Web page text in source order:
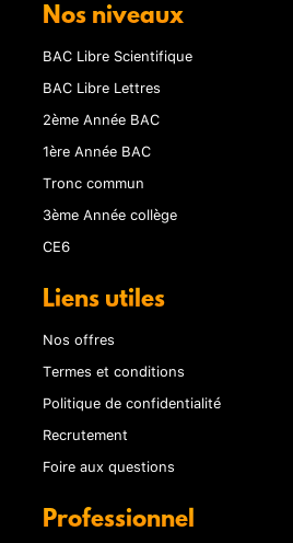
Nos niveaux
BAC Libre Scientifique
BAC Libre Lettres
2ème Année BAC
1ère Année BAC
Tronc commun
3ème Année collège
CE6
Liens utiles
Nos offres
Termes et conditions
Politique de confidentialité
Recrutement
Foire aux questions
Professionnel